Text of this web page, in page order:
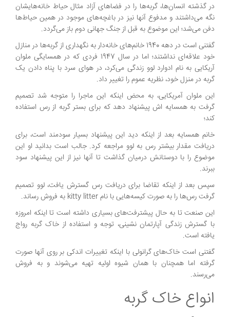
در گذشته انسان‌ها، گربه‌ها را در فضاهای آزاد مثال حیاط خانه‌هایشان
نگه می‌داشتند و مدفوع آنها نیز در باغچه‌های موجود در همین حیاط‌ها
دفن می‌شد؛ این موضوع به قبل از جنگ جهانی دوم باز می‌گردد.
گفتنی است در دهه 1940 خانم‌های خانه‌دار به نگهداری از گربه‌ها در منازل
خود علاقه‌ای نداشتند؛ اما در سال 1947 فردی که در همسایگی ملوان
آریکایی به نام ادوارد لوو زندگی می‌کرد، در هوای سرد با پناه دادن یک
گربه در منزل خود، نظریه عموم را تغییر داد.
این ملوان آمریکایی، به محض اینکه این ماجرا را متوجه شد تصمیم
گرفت به همسایه اش پیشنهاد دهد که برای بستر گربه از رس استفاده
کند؛
خانم همسایه بعد از اینکه دید این پیشنهاد بسیار سودمند است، برای
دریافت مقدار بیشتر رس به لوو مراجعه کرد. جالب است بدانید او این
موضوع را با دوستانش درمیان گذاشت تا آنها نیز از این پیشنهاد سود
ببرند.
سپس بعد از اینکه تقاضا برای دریافت رس گسترش یافت، لوو تصمیم
گرفت رس‌ها را به صورت کیسه‌هایی با نام kitty litter به فروش رساند.
این صنعت تا به حال پیشترفت‌های بسیاری داشته است تا اینکه امروزه
با گسترش زندگی آپارتمان نشینی، توجه و استفاده از خاک گربه رواج
یافته است.
گفتنی است خاک‌های گرانولی با اینکه تغییرات اندکی بر روی آنها صورت
گرفته اما همچنان با همان شیوه اولیه تهیه می‌شوند و به فروش
می‌رسند.
انواع خاک گربه